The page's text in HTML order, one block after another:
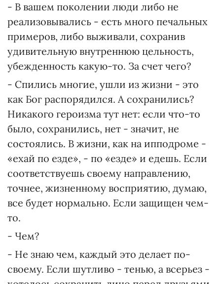
- В вашем поколении люди либо не
реализовывались - есть много печальных
примеров, либо выживали, сохранив
удивительную внутреннюю цельность,
убежденность какую-то. За счет чего?
- Спились многие, ушли из жизни - это
как Бог распорядился. А сохранились?
Никакого героизма тут нет: если что-то
было, сохранились, нет - значит, не
состоялись. В жизни, как на ипподроме -
«ехай по езде», - по «езде» и едешь. Если
соответствуешь своему направлению,
точнее, жизненному восприятию, думаю,
все будет нормально. Если защищен чем-
то.
- Чем?
- Не знаю чем, каждый это делает по-
своему. Если шутливо - тенью, а всерьез -